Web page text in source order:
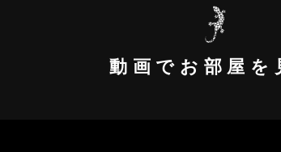
動画でお部屋を